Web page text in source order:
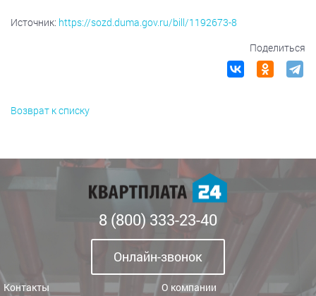
Источник: https://sozd.duma.gov.ru/bill/1192673-8
Поделиться
Возврат к списку
8 (800) 333-23-40
Онлайн-звонок
Контакты
О компании